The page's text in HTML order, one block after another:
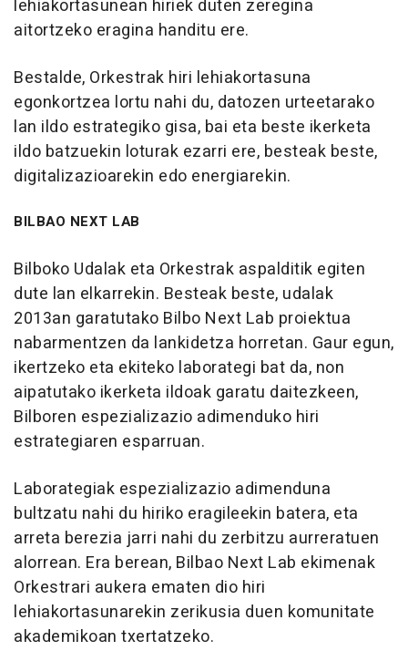
lehiakortasunean hiriek duten zeregina
aitortzeko eragina handitu ere.
Bestalde, Orkestrak hiri lehiakortasuna
egonkortzea lortu nahi du, datozen urteetarako
lan ildo estrategiko gisa, bai eta beste ikerketa
ildo batzuekin loturak ezarri ere, besteak beste,
digitalizazioarekin edo energiarekin.
BILBAO NEXT LAB
Bilboko Udalak eta Orkestrak aspalditik egiten
dute lan elkarrekin. Besteak beste, udalak
2013an garatutako Bilbo Next Lab proiektua
nabarmentzen da lankidetza horretan. Gaur egun,
ikertzeko eta ekiteko laborategi bat da, non
aipatutako ikerketa ildoak garatu daitezkeen,
Bilboren espezializazio adimenduko hiri
estrategiaren esparruan.
Laborategiak espezializazio adimenduna
bultzatu nahi du hiriko eragileekin batera, eta
arreta berezia jarri nahi du zerbitzu aurreratuen
alorrean. Era berean, Bilbao Next Lab ekimenak
Orkestrari aukera ematen dio hiri
lehiakortasunarekin zerikusia duen komunitate
akademikoan txertatzeko.